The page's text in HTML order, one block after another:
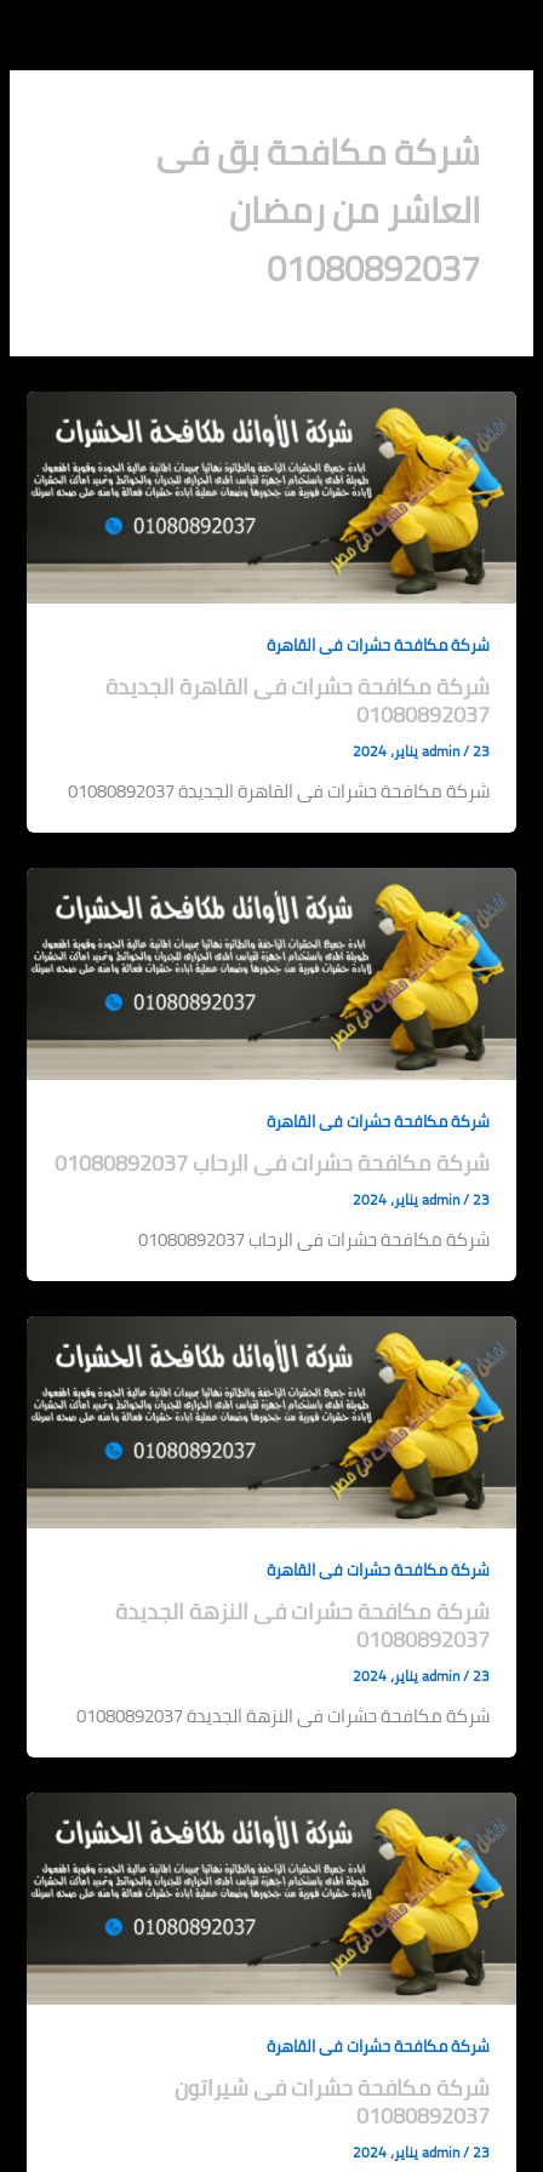
المحتوى
شركة مكافحة بق فى
العاشر من رمضان
01080892037
شركة مكافحة حشرات فى القاهرة
شركة مكافحة حشرات فى القاهرة الجديدة
01080892037
admin/23 يناير، 2024
شركة مكافحة حشرات فى القاهرة الجديدة 01080892037
شركة مكافحة حشرات فى القاهرة
شركة مكافحة حشرات فى الرحاب 01080892037
admin/23 يناير، 2024
شركة مكافحة حشرات فى الرحاب 01080892037
شركة مكافحة حشرات فى القاهرة
شركة مكافحة حشرات فى النزهة الجديدة
01080892037
admin/23 يناير، 2024
شركة مكافحة حشرات فى النزهة الجديدة 01080892037
شركة مكافحة حشرات فى القاهرة
شركة مكافحة حشرات فى شيراتون
01080892037
admin/23 يناير، 2024